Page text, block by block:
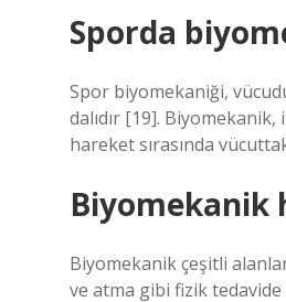
Sporda
Spor biyomekaniği,
dalıdır [19].
hareket sırasında
Biyomekanik
Biyomekanik çeşitli
ve atma gibi fizik